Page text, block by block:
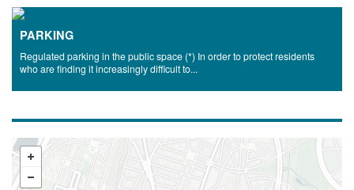
PARKING
Regulated parking in the public space (*) In order to protect residents
who are finding it increasingly difficult to...